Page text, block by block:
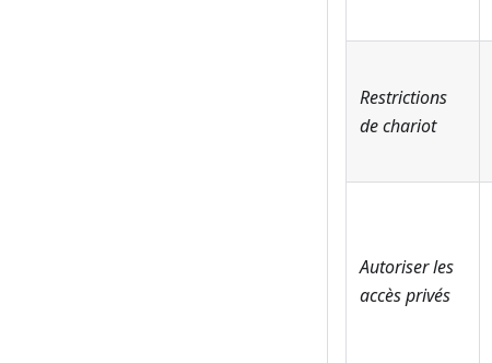
Restrictions
de chariot
Autoriser les
accès privés